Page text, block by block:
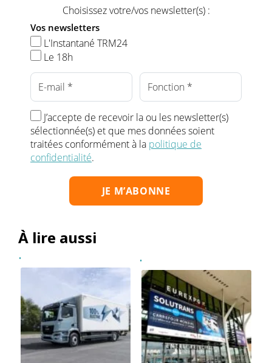
Choisissez votre/vos newsletter(s) :
Vos newsletters
L'Instantané TRM24
Le 18h
J’accepte de recevoir la ou les newsletter(s)
sélectionnée(s) et que mes données soient
traitées conformément à la politique de
confidentialité.
À lire aussi